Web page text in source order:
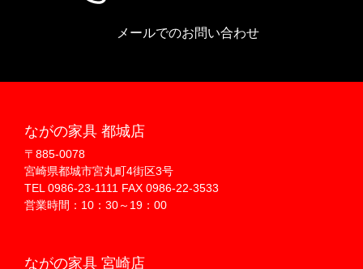
メールでのお問い合わせ
ながの家具 都城店
〒885-0078
宮崎県都城市宮丸町4街区3号
TEL 0986-23-1111 FAX 0986-22-3533
営業時間：10：30～19：00
ながの家具 宮崎店